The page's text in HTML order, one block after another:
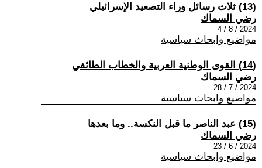
(13) ثلاث رسائل وراء التصعيد الإسرائيلي
رضي السماك
2024 / 8 / 4
مواضيع وابحاث سياسية
(14) القوى الوطنية العربية والخطاب الطائفي
رضي السماك
2024 / 7 / 28
مواضيع وابحاث سياسية
(15) عبد الناصر ما قبل النكسة.. وما بعدها
رضي السماك
2024 / 6 / 23
مواضيع وابحاث سياسية